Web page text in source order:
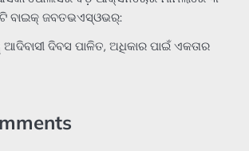
ବାଇକ୍ ଜବତଭଏସ୍‌ଓଭର୍:
ଦିବସ ପାଳିତ, ଅଧିକାର ପାଇଁ ଏକତାର